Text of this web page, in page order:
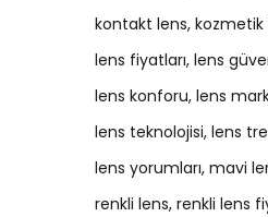
kontakt lens kozmetik
lens fiyatları lens
lens konforu lens
lens teknolojisi lens
lens yorumları mavi
renkli lens renkli lens